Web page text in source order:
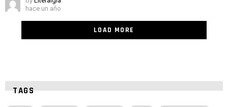
hace un año
LOAD MORE
TAGS